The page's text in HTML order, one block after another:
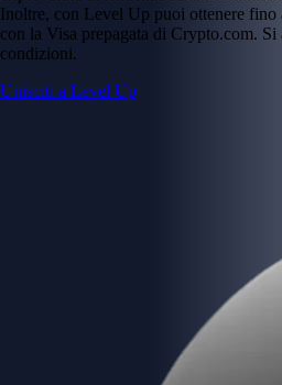
Inoltre, con Level Up puoi ottenere
con la Visa prepagata di Crypto.com.
condizioni.
Unisciti a Level Up